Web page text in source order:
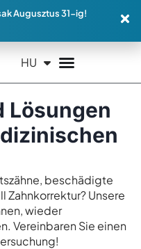
HU
EN
Lösungen
beschädigte
Zahnkorrektur? Unsere
wieder
Vereinbaren Sie einen
Augusztus 31-ig!